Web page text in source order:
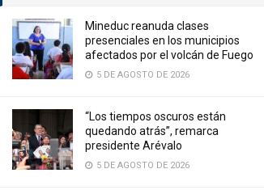
Mineduc reanuda clases
presenciales en los municipios
afectados por el volcán de Fuego
5 DE AGOSTO DE 2026
“Los tiempos oscuros están
quedando atrás”, remarca
presidente Arévalo
5 DE AGOSTO DE 2026